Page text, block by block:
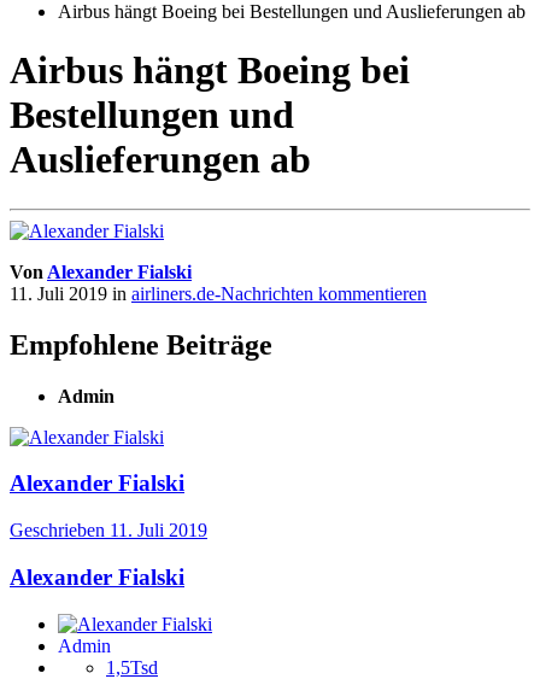
Airbus hängt Boeing bei Bestellungen und Auslieferungen ab
Airbus hängt Boeing bei
Bestellungen und
Auslieferungen ab
Von Alexander Fialski
11. Juli 2019 in airliners.de-Nachrichten kommentieren
Empfohlene Beiträge
Admin
Alexander Fialski
Geschrieben 11. Juli 2019
Alexander Fialski
Admin
1,5Tsd